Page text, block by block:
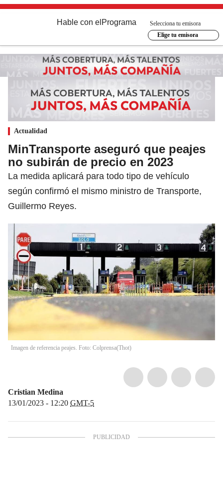
Hable con el Programa
Selecciona tu emisora
Elige tu emisora
Actualidad
MinTransporte aseguró que peajes
no subirán de precio en 2023
La medida aplicará para todo tipo de vehículo
según confirmó el mismo ministro de Transporte,
Guillermo Reyes.
Imagen de referencia peajes. Foto: Colprensa(Thot)
Cristian Medina
13/01/2023 - 12:20 GMT-5